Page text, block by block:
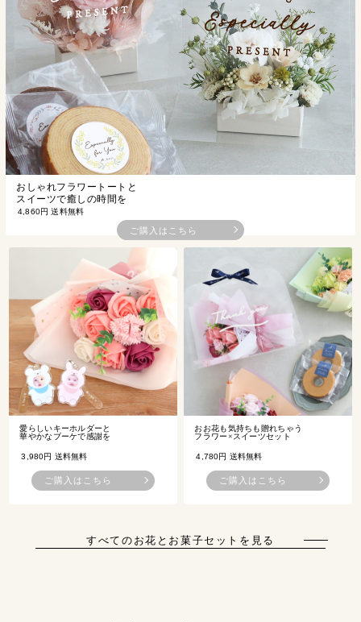
おしゃれフラワートートと
スイーツで癒しの時間を
4,860円 送料無料
ご購入はこちら
愛らしいキーホルダーと
華やかなブーケで感謝を
3,980円 送料無料
ご購入はこちら
おお花も気持ちも贈れちゃう
フラワー×スイーツセット
4,780円 送料無料
ご購入はこちら
すべてのお花とお菓子セットを見る